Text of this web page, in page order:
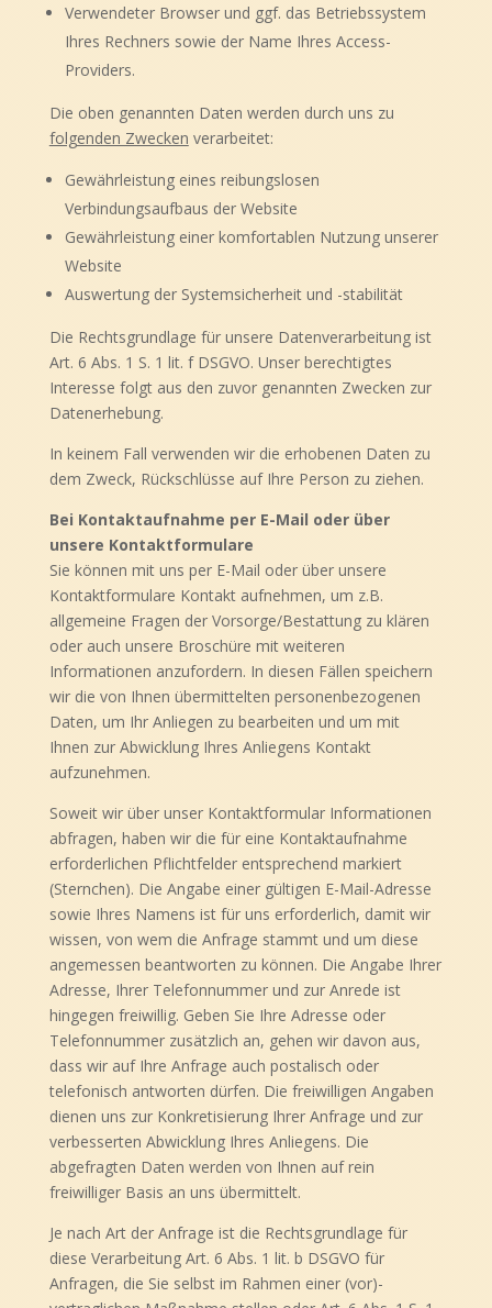
Verwendeter Browser und ggf. das Betriebssystem
Ihres Rechners sowie der Name Ihres Access-
Providers.
Die oben genannten Daten werden durch uns zu
folgenden Zwecken verarbeitet:
Gewährleistung eines reibungslosen
Verbindungsaufbaus der Website
Gewährleistung einer komfortablen Nutzung unserer
Website
Auswertung der Systemsicherheit und -stabilität
Die Rechtsgrundlage für unsere Datenverarbeitung ist
Art. 6 Abs. 1 S. 1 lit. f DSGVO. Unser berechtigtes
Interesse folgt aus den zuvor genannten Zwecken zur
Datenerhebung.
In keinem Fall verwenden wir die erhobenen Daten zu
dem Zweck, Rückschlüsse auf Ihre Person zu ziehen.
Bei Kontaktaufnahme per E-Mail oder über
unsere Kontaktformulare
Sie können mit uns per E-Mail oder über unsere
Kontaktformulare Kontakt aufnehmen, um z.B.
allgemeine Fragen der Vorsorge/Bestattung zu klären
oder auch unsere Broschüre mit weiteren
Informationen anzufordern. In diesen Fällen speichern
wir die von Ihnen übermittelten personenbezogenen
Daten, um Ihr Anliegen zu bearbeiten und um mit
Ihnen zur Abwicklung Ihres Anliegens Kontakt
aufzunehmen.
Soweit wir über unser Kontaktformular Informationen
abfragen, haben wir die für eine Kontaktaufnahme
erforderlichen Pflichtfelder entsprechend markiert
(Sternchen). Die Angabe einer gültigen E-Mail-Adresse
sowie Ihres Namens ist für uns erforderlich, damit wir
wissen, von wem die Anfrage stammt und um diese
angemessen beantworten zu können. Die Angabe Ihrer
Adresse, Ihrer Telefonnummer und zur Anrede ist
hingegen freiwillig. Geben Sie Ihre Adresse oder
Telefonnummer zusätzlich an, gehen wir davon aus,
dass wir auf Ihre Anfrage auch postalisch oder
telefonisch antworten dürfen. Die freiwilligen Angaben
dienen uns zur Konkretisierung Ihrer Anfrage und zur
verbesserten Abwicklung Ihres Anliegens. Die
abgefragten Daten werden von Ihnen auf rein
freiwilliger Basis an uns übermittelt.
Je nach Art der Anfrage ist die Rechtsgrundlage für
diese Verarbeitung Art. 6 Abs. 1 lit. b DSGVO für
Anfragen, die Sie selbst im Rahmen einer (vor)-